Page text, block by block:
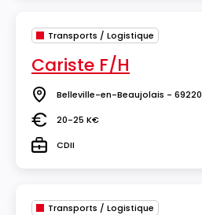
Transports / Logistique
Cariste F/H
Lieu Belleville-en-Beaujolais - 69220
Salaire20-25 K€
TypeCDII
Transports / Logistique